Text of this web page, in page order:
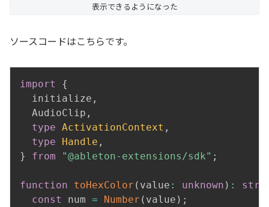
表示できるようになった
ソースコードはこちらです。
import
{
  initialize
,
  AudioClip
,
type ActivationContext ,
type
Handle ,
}
from "@ableton-extensions/sdk" ;
function toHexColor ( value : unknown ) :
const
num = Number ( value ) ;